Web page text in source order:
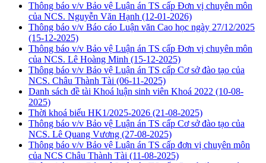
Thông báo v/v Bảo vệ Luận án TS cấp Đơn vị chuyên môn
của NCS. Nguyễn Văn Hạnh (12-01-2026)
Thông báo v/v Báo cáo Luận văn Cao học ngày 27/12/2025
(15-12-2025)
Thông báo v/v Bảo vệ Luận án TS cấp Đơn vị chuyên môn
của NCS. Lê Hoàng Minh (15-12-2025)
Thông báo v/v Bảo vệ Luận án TS cấp Cơ sở đào tạo của
NCS. Châu Thành Tài (06-11-2025)
Danh sách đề tài Khoá luận sinh viên Khoá 2022 (10-08-
2025)
Thời khoá biểu HK1/2025-2026 (21-08-2025)
Thông báo v/v Bảo vệ Luận án TS cấp Cơ sở đào tạo của
NCS. Lê Quang Vương (27-08-2025)
Thông báo v/v Bảo vệ Luận án TS cấp đơn vị chuyên môn
của NCS Châu Thành Tài (11-08-2025)